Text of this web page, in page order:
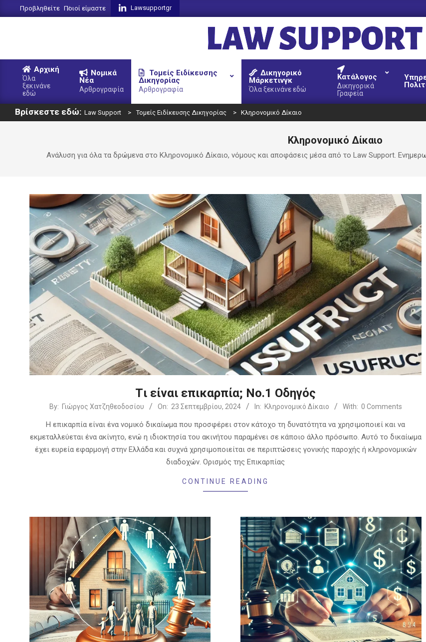
to
Προβληθείτε Ποιοί είμαστε Lawsupportgr
LAW
SUPPORT
Primary
Menu
Αρχική
Όλα
ξεκινάνε
εδώ
Νομικά
Νέα
Αρθρογραφία
Τομείς Ειδίκευσης
Δικηγορίας
Αρθρογραφία
Δικηγορικό
Μάρκετινγκ
Όλα ξεκινάνε εδώ
Κατάλογος
Δικηγορικά
Γραφεία
Βρίσκεστε εδώ: Law Support > Τομείς Ειδίκευσης Δικηγορίας > Κληρονομικό Δίκαιο
Κληρονομικό Δίκαιο
Ανάλυση για όλα τα δρώμενα στο Κληρονομικό Δίκαιο, νόμους και αποφάσεις μέσα από το Law Support.
Tι είναι επικαρπία; Νο.1 Οδηγός
By: Γιώργος Χατζηθεοδοσίου On: 23 Σεπτεμβρίου, 2024 In: Κληρονομικό Δίκαιο With: 0 Comments
Η επικαρπία είναι ένα νομικό δικαίωμα που προσφέρει στον κάτοχο τη δυνατότητα να χρησιμοποιεί και να
εκμεταλλεύεται ένα ακίνητο, ενώ η ιδιοκτησία του ακινήτου παραμένει σε κάποιο άλλο πρόσωπο. Αυτό το δικαίωμα
έχει ευρεία εφαρμογή στην Ελλάδα και συχνά χρησιμοποιείται σε περιπτώσεις γονικής παροχής ή κληρονομικών
διαδοχών. Ορισμός της Επικαρπίας
CONTINUE READING